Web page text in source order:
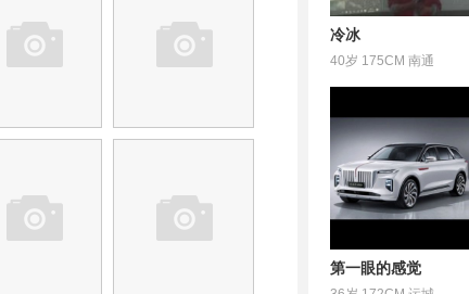
冷冰
40岁 175CM 南通
第一眼的感觉